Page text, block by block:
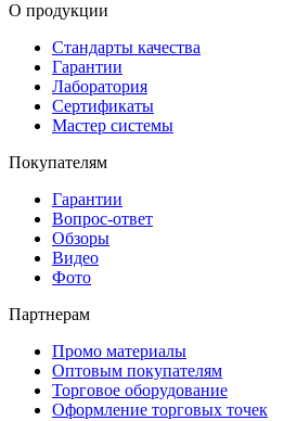
О продукции
Стандарты качества
Гарантии
Лаборатория
Сертификаты
Мастер системы
Покупателям
Гарантии
Вопрос-ответ
Обзоры
Видео
Фото
Партнерам
Промо материалы
Оптовым покупателям
Торговое оборудование
Оформление торговых точек